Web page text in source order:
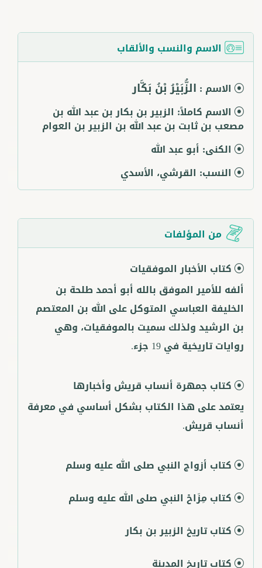
الاسم والنسب والألقاب
الاسم : الزُّبَيْرُ بْنُ بَكَّار
الاسم كاملاً: الزبير بن بكار بن عبد الله بن
مصعب بن ثابت بن عبد الله بن الزبير بن العوام
الكنى: أبو عبد الله
النسب: القرشي، الأسدي
من المؤلفات
كتاب الأخبار الموفقيات
ألفه للأمير الموفق بالله أبو أحمد طلحة بن
الخليفة العباسي المتوكل على الله بن المعتصم
بن الرشيد ولذلك سميت بالموفقيات، وهي
روايات تاريخية في 19 جزء.
كتاب جمهرة أنساب قريش وأخبارها
يعتمد على هذا الكتاب بشكل أساسي في معرفة
أنساب قريش.
كتاب أزواج النبي صلى الله عليه وسلم
كتاب مِزَاحْ النبي صلى الله عليه وسلم
كتاب تاريخ الزبير بن بكار
كتاب تاريخ المدينة